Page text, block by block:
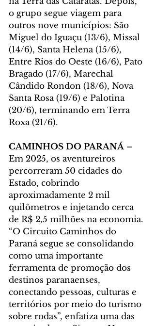
o grupo segue viagem para
outros nove municípios: São
Miguel do Iguaçu (13/6), Missal
(14/6), Santa Helena (15/6),
Entre Rios do Oeste (16/6), Pato
Bragado (17/6), Marechal
Cândido Rondon (18/6), Nova
Santa Rosa (19/6) e Palotina
(20/6), terminando em Terra
Roxa (21/6).
CAMINHOS DO PARANÁ –
Em 2025, os aventureiros
percorreram 50 cidades do
Estado, cobrindo
aproximadamente 2 mil
quilômetros e injetando cerca
de R$ 2,5 milhões na economia.
“O Circuito Caminhos do
Paraná segue se consolidando
como uma importante
ferramenta de promoção dos
destinos paranaenses,
conectando pessoas, culturas e
territórios por meio do turismo
sobre rodas”, enfatiza uma das